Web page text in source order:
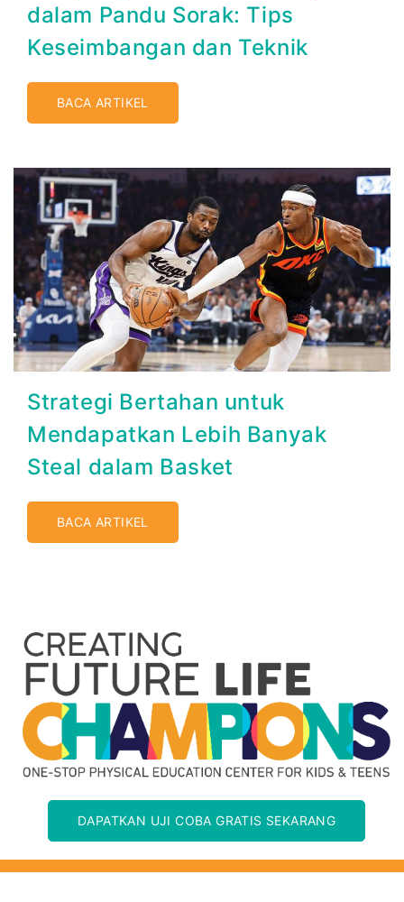
dalam Pandu Sorak: Tips
Keseimbangan dan Teknik
BACA ARTIKEL
Strategi Bertahan untuk
Mendapatkan Lebih Banyak
Steal dalam Basket
BACA ARTIKEL
DAPATKAN UJI COBA GRATIS SEKARANG